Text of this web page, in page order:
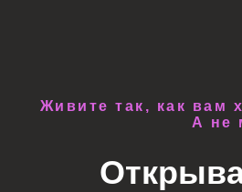
Живите так, как вам
А не